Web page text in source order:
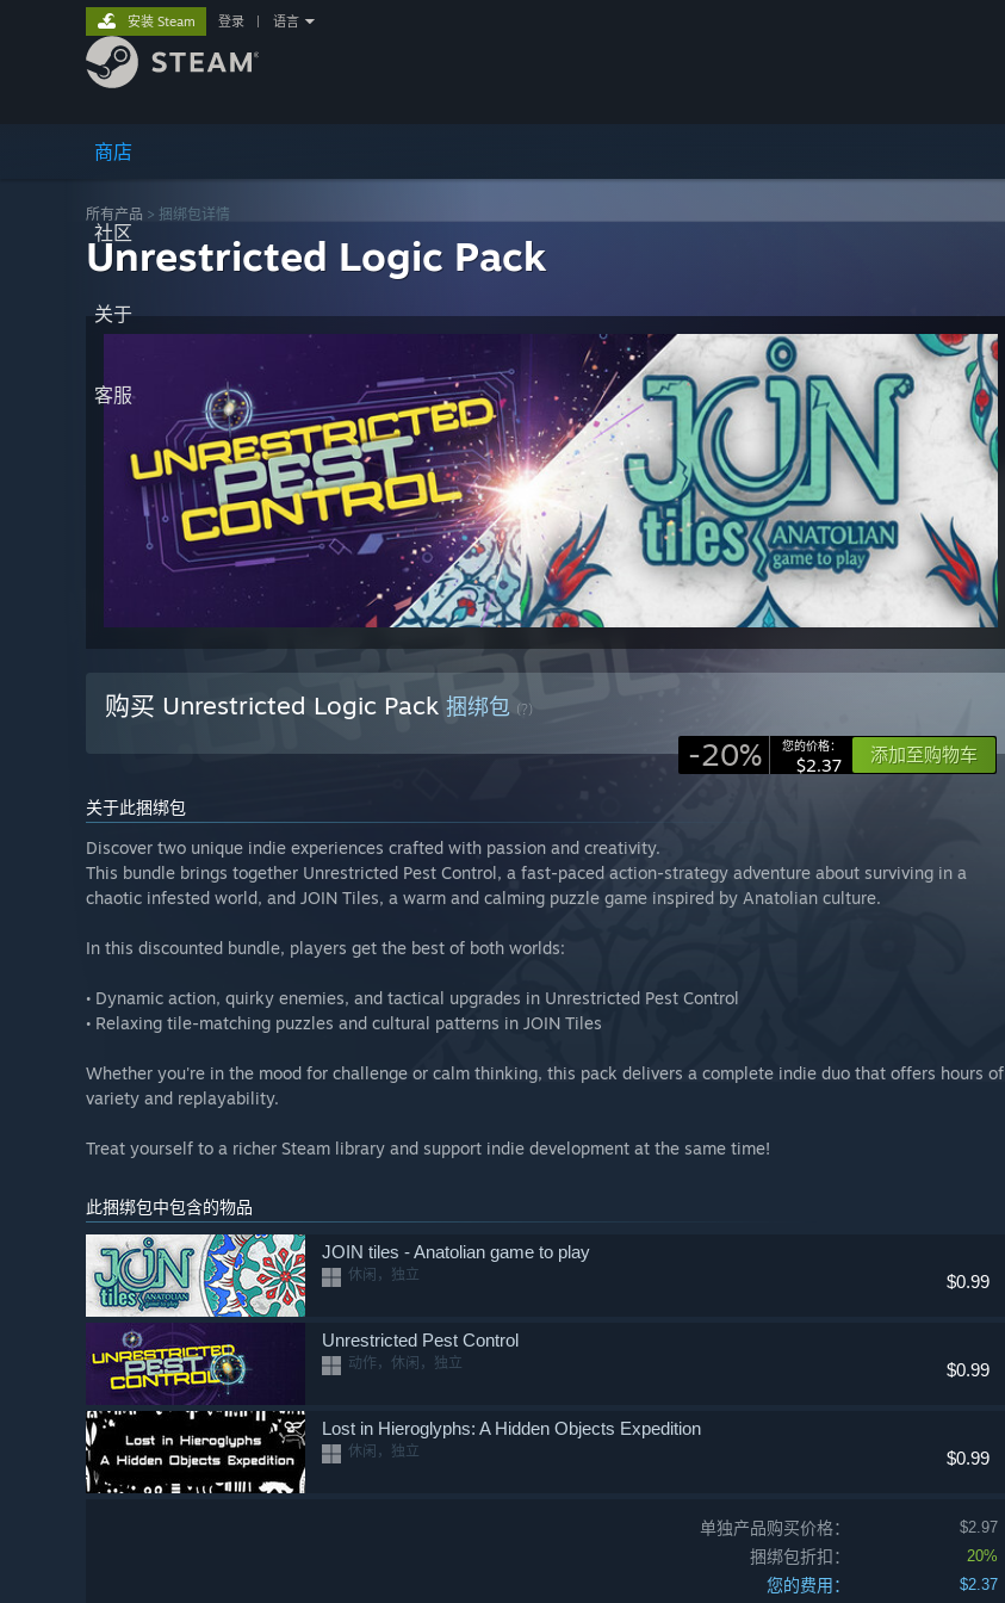
商店
社区
关于
客服
安装 Steam 登录 语言
所有产品 > 捆绑包详情
Unrestricted Logic Pack
购买 Unrestricted Logic Pack 捆绑包 (?)
-20% 您的价格：
$2.37 添加至购物车
关于此捆绑包
Discover two unique indie experiences crafted with passion and creativity.
This bundle brings together Unrestricted Pest Control, a fast-paced action-strategy adventure about surviving in a
chaotic infested world, and JOIN Tiles, a warm and calming puzzle game inspired by Anatolian culture.
In this discounted bundle, players get the best of both worlds:
• Dynamic action, quirky enemies, and tactical upgrades in Unrestricted Pest Control
• Relaxing tile-matching puzzles and cultural patterns in JOIN Tiles
Whether you're in the mood for challenge or calm thinking, this pack delivers a complete indie duo that offers hours of
variety and replayability.
Treat yourself to a richer Steam library and support indie development at the same time!
此捆绑包中包含的物品
$0.99
JOIN tiles - Anatolian game to play
休闲，独立
$0.99
Unrestricted Pest Control
动作，休闲，独立
$0.99
Lost in Hieroglyphs: A Hidden Objects Expedition
休闲，独立
$2.97
单独产品购买价格：
20%
捆绑包折扣：
$2.37
您的费用：